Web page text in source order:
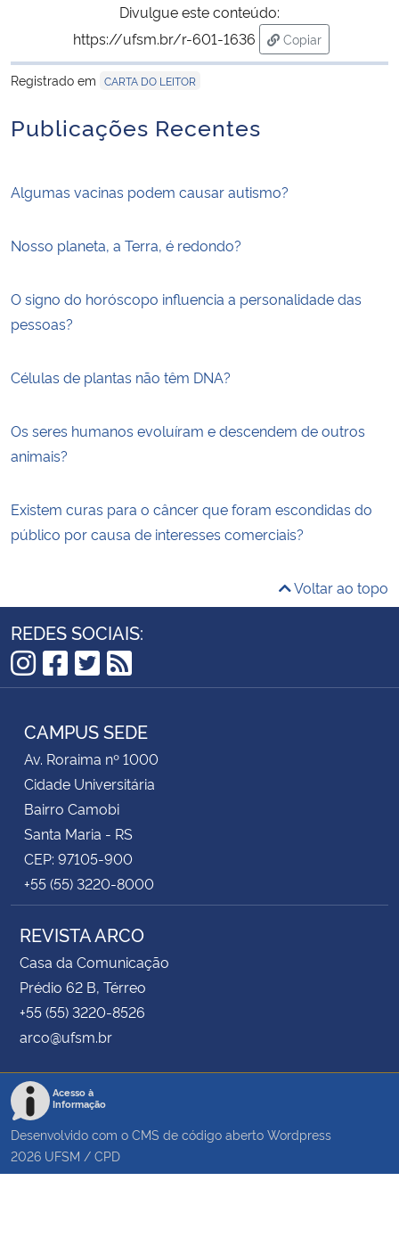
Divulgue este conteúdo:
https://ufsm.br/r-601-1636
Copiar
para área de
Registrado em CARTA DO LEITOR
Publicações Recentes
Algumas vacinas podem causar autismo?
Nosso planeta, a Terra, é redondo?
O signo do horóscopo influencia a personalidade das
pessoas?
Células de plantas não têm DNA?
Os seres humanos evoluíram e descendem de outros
animais?
Existem curas para o câncer que foram escondidas do
público por causa de interesses comerciais?
Voltar ao topo
REDES SOCIAIS:
Instagram
Facebook
Twitter
RSS
CAMPUS SEDE
Av. Roraima nº 1000
Cidade Universitária
Bairro Camobi
Santa Maria - RS
CEP: 97105-900
+55 (55) 3220-8000
REVISTA ARCO
Casa da Comunicação
Prédio 62 B, Térreo
+55 (55) 3220-8526
arco@ufsm.br
Acesso à
Informação
Desenvolvido com o CMS de código aberto Wordpress
2026 UFSM / CPD